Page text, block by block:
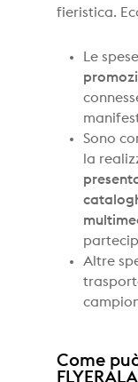
fieristica.
Le
Sono
la
Altre
Come